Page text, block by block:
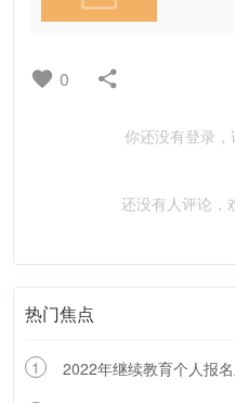
0
你还没有登录，
还没有人评论，
热门焦点
1 2022年继续教育个人报